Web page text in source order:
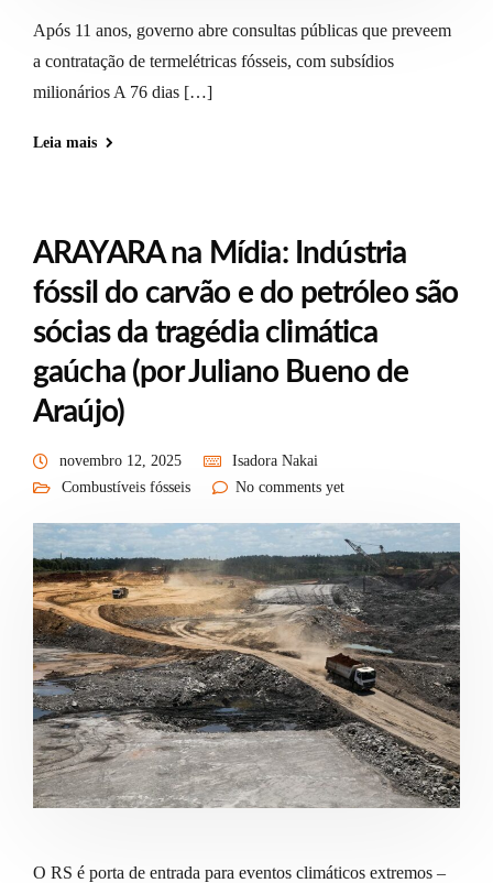
Após 11 anos, governo abre consultas públicas que preveem
a contratação de termelétricas fósseis, com subsídios
milionários A 76 dias […]
Leia mais
ARAYARA na Mídia: Indústria
fóssil do carvão e do petróleo são
sócias da tragédia climática
gaúcha (por Juliano Bueno de
Araújo)
novembro 12, 2025
Isadora Nakai
Combustíveis fósseis
No comments yet
O RS é porta de entrada para eventos climáticos extremos –